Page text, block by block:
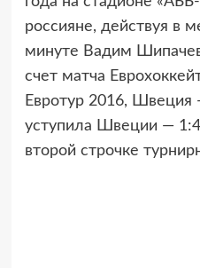
россияне, действуя в
минуте Вадим
счет матча
Евротур 2016,
уступила Швеции —
второй строчке